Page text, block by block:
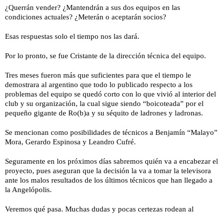
¿Querrán vender? ¿Mantendrán a sus dos equipos en las
condiciones actuales? ¿Meterán o aceptarán socios?
Esas respuestas solo el tiempo nos las dará.
Por lo pronto, se fue Cristante de la dirección técnica del equipo.
Tres meses fueron más que suficientes para que el tiempo le
demostrara al argentino que todo lo publicado respecto a los
problemas del equipo se quedó corto con lo que vivió al interior del
club y su organización, la cual sigue siendo “boicoteada” por el
pequeño gigante de Ro(b)a y su séquito de ladrones y ladronas.
Se mencionan como posibilidades de técnicos a Benjamín “Malayo”
Mora, Gerardo Espinosa y Leandro Cufré.
Seguramente en los próximos días sabremos quién va a encabezar el
proyecto, pues aseguran que la decisión la va a tomar la televisora
ante los malos resultados de los últimos técnicos que han llegado a
la Angelópolis.
Veremos qué pasa. Muchas dudas y pocas certezas rodean al